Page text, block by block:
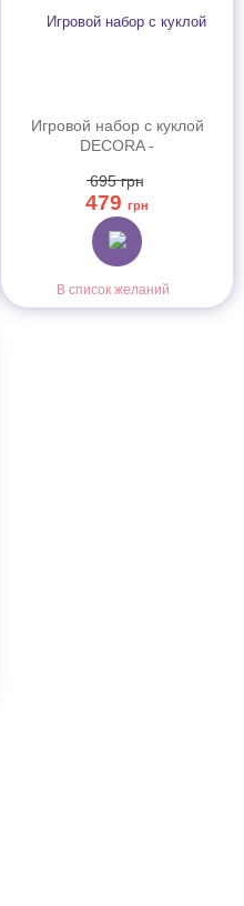
Игровой набор с куклой
DECORA -
СЮРПРИЗ (в ассорт., в
диспл.)
695грн
479 грн
В список желаний